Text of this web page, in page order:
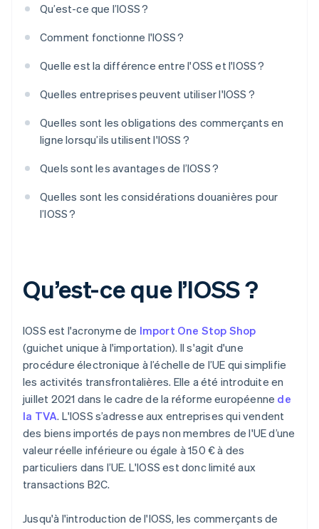
Qu’est-ce que l’IOSS ?
Comment fonctionne l'IOSS ?
Quelle est la différence entre l'OSS et l'IOSS ?
Quelles entreprises peuvent utiliser l'IOSS ?
Quelles sont les obligations des commerçants en
ligne lorsqu’ils utilisent l'IOSS ?
Quels sont les avantages de l’IOSS ?
Quelles sont les considérations douanières pour
l’IOSS ?
Qu’est-ce que l’IOSS ?
IOSS est l'acronyme de Import One Stop Shop
(guichet unique à l'importation). Il s'agit d'une
procédure électronique à l’échelle de l’UE qui simplifie
les activités transfrontalières. Elle a été introduite en
juillet 2021 dans le cadre de la réforme européenne de
la TVA. L'IOSS s’adresse aux entreprises qui vendent
des biens importés de pays non membres de l'UE d’une
valeur réelle inférieure ou égale à 150 € à des
particuliers dans l’UE. L'IOSS est donc limité aux
transactions B2C.
Jusqu'à l'introduction de l'IOSS, les commerçants de